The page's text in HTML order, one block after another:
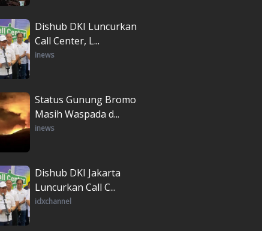
Dishub DKI Luncurkan
Call Center, L...
inews
Status Gunung Bromo
Masih Waspada d...
inews
Dishub DKI Jakarta
Luncurkan Call C...
idxchannel